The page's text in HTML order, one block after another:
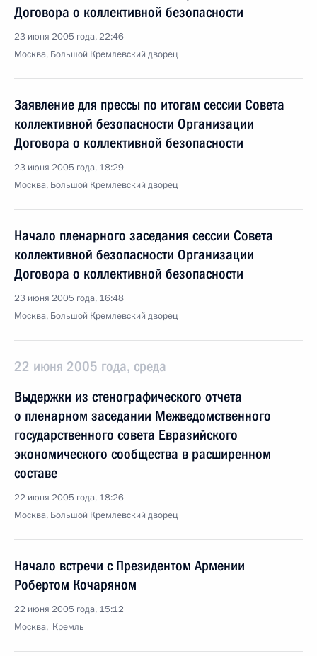
Договора о коллективной безопасности
23 июня 2005 года, 22:46
Москва, Большой Кремлевский дворец
Заявление для прессы по итогам сессии Совета
коллективной безопасности Организации
Договора о коллективной безопасности
23 июня 2005 года, 18:29
Москва, Большой Кремлевский дворец
Начало пленарного заседания сессии Совета
коллективной безопасности Организации
Договора о коллективной безопасности
23 июня 2005 года, 16:48
Москва, Большой Кремлевский дворец
22 июня 2005 года, среда
Выдержки из стенографического отчета
о пленарном заседании Межведомственного
государственного совета Евразийского
экономического сообщества в расширенном
составе
22 июня 2005 года, 18:26
Москва, Большой Кремлевский дворец
Начало встречи с Президентом Армении
Робертом Кочаряном
22 июня 2005 года, 15:12
Москва, Кремль